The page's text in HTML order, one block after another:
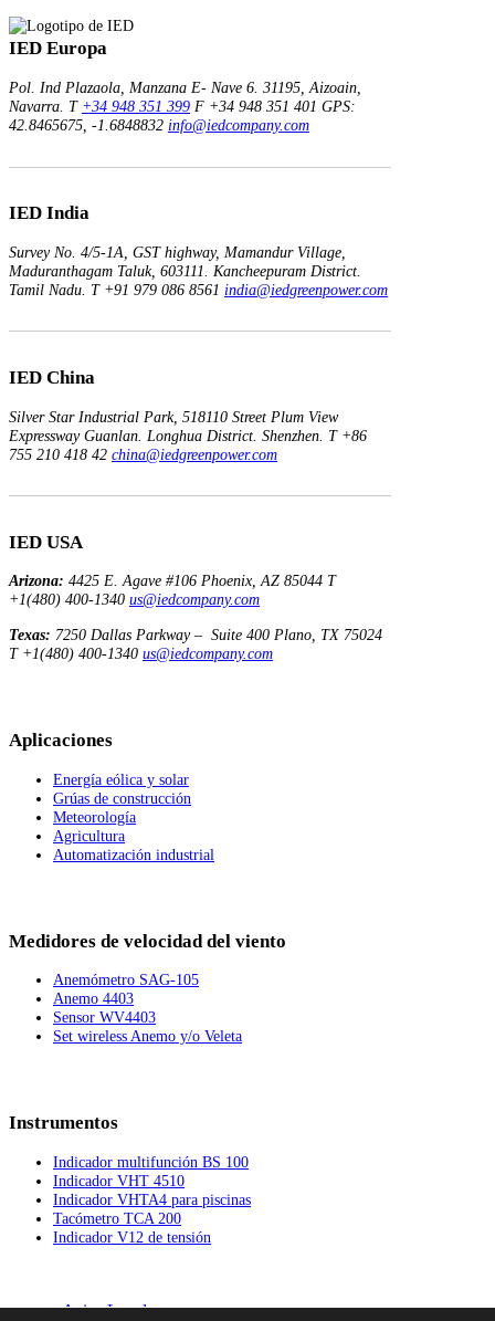
IED Europa
Pol. Ind Plazaola, Manzana E- Nave 6. 31195, Aizoain,
Navarra. T +34 948 351 399 F +34 948 351 401 GPS:
42.8465675, -1.6848832 info@iedcompany.com
IED India
Survey No. 4/5-1A, GST highway, Mamandur Village,
Maduranthagam Taluk, 603111.
Kancheepuram District.
Tamil Nadu. T +91 979 086 8561 india@iedgreenpower.com
IED China
Silver Star Industrial Park, 518110 Street Plum View
Expressway Guanlan. Longhua District. Shenzhen. T +86
755 210 418 42 china@iedgreenpower.com
IED USA
Arizona: 4425 E. Agave #106 Phoenix, AZ 85044 T
+1(480) 400-1340 us@iedcompany.com
Texas: 7250 Dallas Parkway – Suite 400 Plano, TX 75024
T +1(480) 400-1340 us@iedcompany.com
Aplicaciones
Energía eólica y solar
Grúas de construcción
Meteorología
Agricultura
Automatización industrial
Medidores de velocidad del viento
Anemómetro SAG-105
Anemo 4403
Sensor WV4403
Set wireless Anemo y/o Veleta
Instrumentos
Indicador multifunción BS 100
Indicador VHT 4510
Indicador VHTA4 para piscinas
Tacómetro TCA 200
Indicador V12 de tensión
Aviso Legal